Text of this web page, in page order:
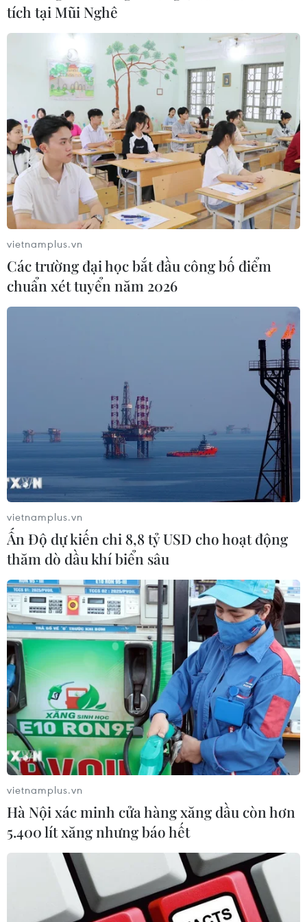
Đa dạng món ăn đặc trưng tại Lễ hội ẩm
thực Bếp ăn Chợ Lớn
11/01/2020 13:04
Đến với lễ hội ẩm thực, thực khách có dịp trải nghiệm
nhiều món ăn ngon nóng hổi, thơm giòn, mang hương
vị đặc sản của vùng đất Sài Gòn-Chợ Lớn-Thành phố
Thịt đông - Món ăn độc đáo ngày rét của
miền Bắc
29/01/2020 07:48
Với thời tiết như ở Việt Nam, món thịt đông phổ biến
hơn và được coi như món ăn khá đặc trưng của miền
Bắc trong mùa Đông.
tích tại Mũi Nghê
vietnamplus.vn
Các trường đại học bắt đầu công bố điểm
chuẩn xét tuyển năm 2026
vietnamplus.vn
Ấn Độ dự kiến chi 8,8 tỷ USD cho hoạt động
thăm dò dầu khí biển sâu
vietnamplus.vn
Hà Nội xác minh cửa hàng xăng dầu còn hơn
5.400 lít xăng nhưng báo hết